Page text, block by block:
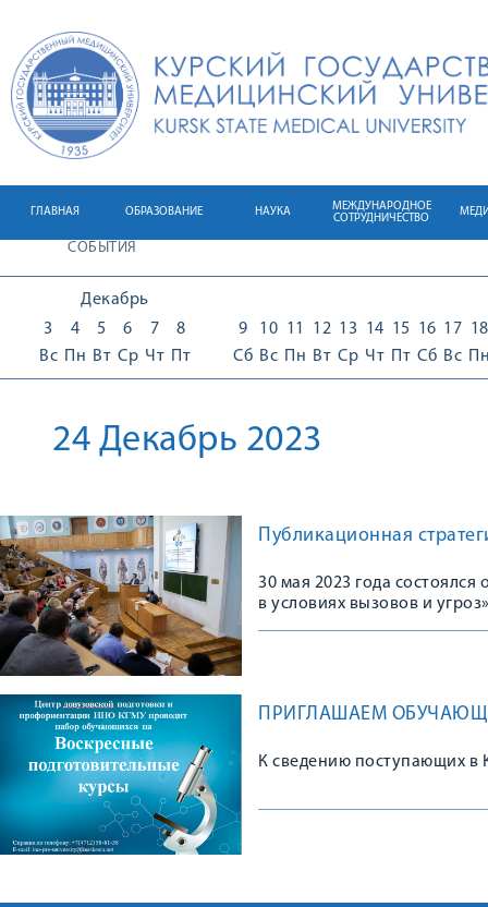
ГЛАВНАЯ ОБРАЗОВАНИЕ НАУКА
МЕЖДУНАРОДНОЕ
СОТРУДНИЧЕСТВО
СОБЫТИЯ
Декабрь
3
Вс
4
Пн
5
Вт
6
Ср
7
Чт
8
Пт
9
Сб
10
Вс
11
Пн
12
Вт
13
Ср
14
Чт
15
Пт
16
Сб
17
Вс
18
24 Декабрь 2023
Публикационная
30 мая 2023 года
в условиях вызовов и
ПРИГЛАШАЕМ
К сведению поступающих в